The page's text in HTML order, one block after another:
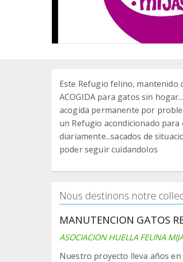
Este Refugio felino, mantenido
ACOGIDA para gatos sin
acogida permanente por
un Refugio acondicionado para
diariamente...sacados de
poder seguir cuidandolos
Nous destinons notre
MANUTENCION GATOS
ASOCIACION HUELLA FELINA
Nuestro proyecto lleva años